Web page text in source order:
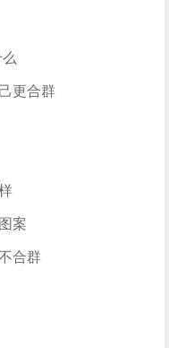
更合群
案
合群